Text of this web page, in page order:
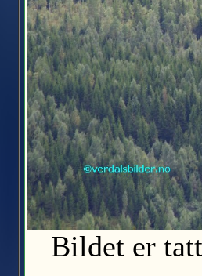
Bildet er